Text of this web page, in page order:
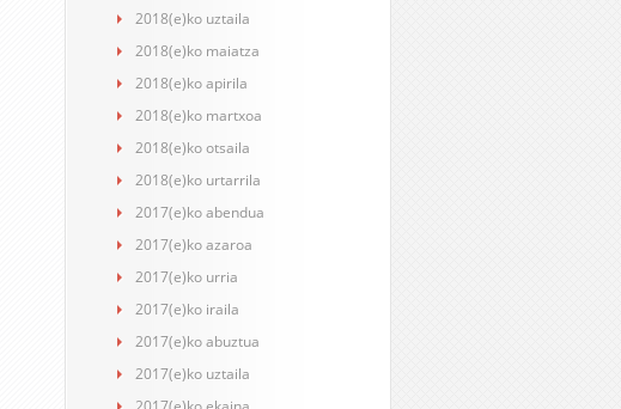
2018(e)ko uztaila
2018(e)ko maiatza
2018(e)ko apirila
2018(e)ko martxoa
2018(e)ko otsaila
2018(e)ko urtarrila
2017(e)ko abendua
2017(e)ko azaroa
2017(e)ko urria
2017(e)ko iraila
2017(e)ko abuztua
2017(e)ko uztaila